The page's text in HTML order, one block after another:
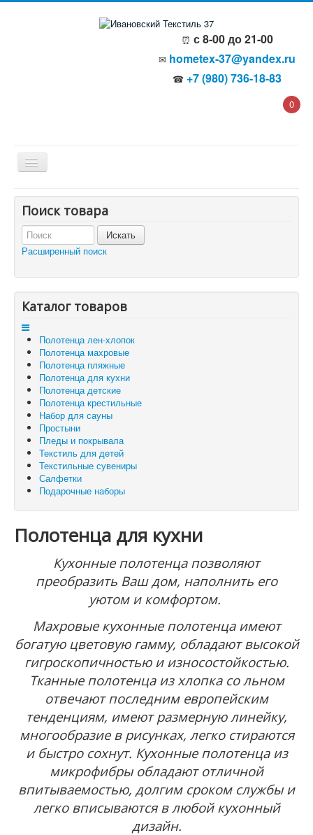
⏰ с 8-00 до 21-00
✉ hometex-37@yandex.ru
☎ +7 (980) 736-18-83
0
О компании
Политика безопасности
Пользовательское соглашение
Каталог товаров
Отзывы и предложения
Контакты
Корзина
Отложенные товары
Вы здесь: Главная Полотенца для кухни
Поиск товара
Расширенный поиск
Каталог товаров
Полотенца лен-хлопок
Полотенца махровые
Полотенца пляжные
Полотенца для кухни
Полотенца детские
Полотенца крестильные
Набор для сауны
Простыни
Пледы и покрывала
Текстиль для детей
Текстильные сувениры
Салфетки
Подарочные наборы
Полотенца для кухни
Кухонные полотенца позволяют
преобразить Ваш дом, наполнить его
уютом и комфортом.
Махровые кухонные полотенца имеют
богатую цветовую гамму, обладают высокой
гигроскопичностью и износостойкостью.
Тканные полотенца из хлопка со льном
отвечают последним европейским
тенденциям, имеют размерную линейку,
многообразие в рисунках, легко стираются
и быстро сохнут. Кухонные полотенца из
микрофибры обладают отличной
впитываемостью, долгим сроком службы и
легко вписываются в любой кухонный
дизайн.